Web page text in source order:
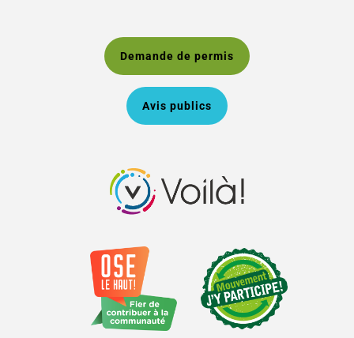
Demande de permis
Avis publics